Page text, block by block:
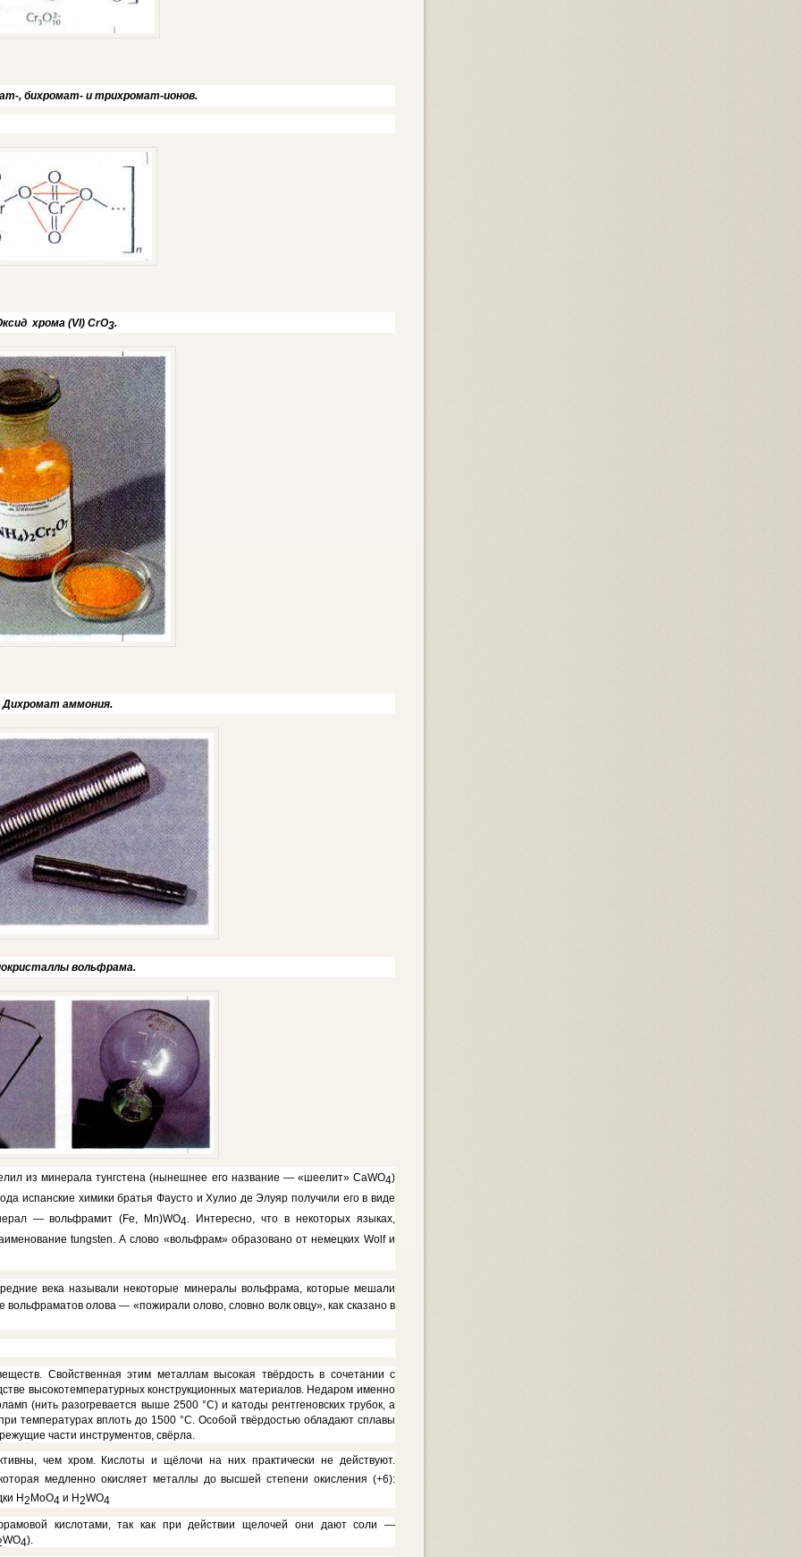
, бихромат- и трихромат-ионов.
хрома (VI) CrO3.
Дихромат аммония.
вольфрама.
из минерала тунгстена (нынешнее его название — «шеелит» CaWO4)
испанские химики братья Фаусто и Хулио де Элуяр получили его в виде
— вольфрамит(Fe, Mn)WO4
Интересно, что в некоторых языках,
tungsten.А слово «вольфрам» об­разовано от немецких Wolfи
века называли некоторые минералы вольфрама, ко­торые мешали
вольфраматов олова — «пожирали олово, словно волк овцу», как сказано в
Свой­ственная этим металлам высокая твёрдость в сочетании с
высокотемпературных кон­струкционных материалов. Недаром именно
(нить разогревается выше 2500 °С) и като­ды рентгеновских трубок, а
температурах вплоть до 1500 °С. Особой твёрдостью облада­ют сплавы
части инструментов, свёрла.
чем хром. Кислоты и щёлочи на них практиче­ски не действуют.
медленно окисляет металлы до высшей степени окисления (+6):
Н2МоО4 и H2WO4
кис­лотами, так как при действии ще­лочей они дают соли —
WO4).